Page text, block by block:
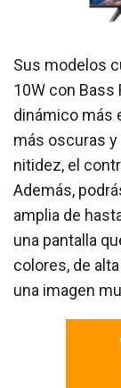
Sus modelos
10W con Bass
dinámico más
más oscuras
nitidez, el
Además,
amplia de
una pantalla
colores, de
una imagen